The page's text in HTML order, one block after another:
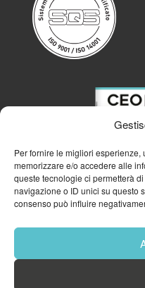
Per fornire le migliori
memorizzare e/o accedere alle
queste tecnologie ci permetterà
navigazione o ID unici su questo
consenso può influire